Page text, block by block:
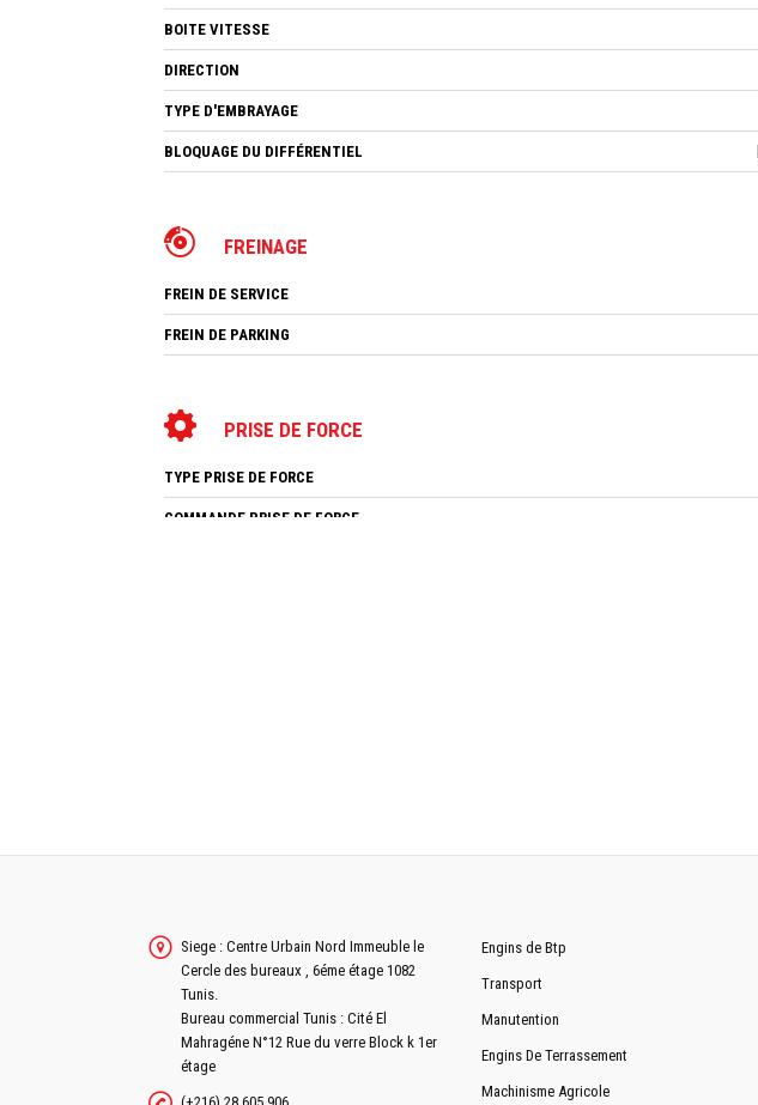
BOITE VITESSE
DIRECTION
TYPE D'EMBRAYAGE
BLOQUAGE DU DIFFÉRENTIEL
FREINAGE
FREIN DE SERVICE
FREIN DE PARKING
PRISE DE FORCE
TYPE PRISE DE FORCE
COMMANDE PRISE DE FORCE
NOMBRE DE DISTRIBUTEURS
POSTE DE CONDUITE
Siege : Centre Urbain Nord Immeuble le
Cercle des bureaux , 6éme étage 1082
Tunis.
Bureau commercial Tunis : Cité El
Mahragéne N°12 Rue du verre Block k 1er
étage
Engins de Btp
Transport
Manutention
Engins De Terrassement
Machinisme Agricole